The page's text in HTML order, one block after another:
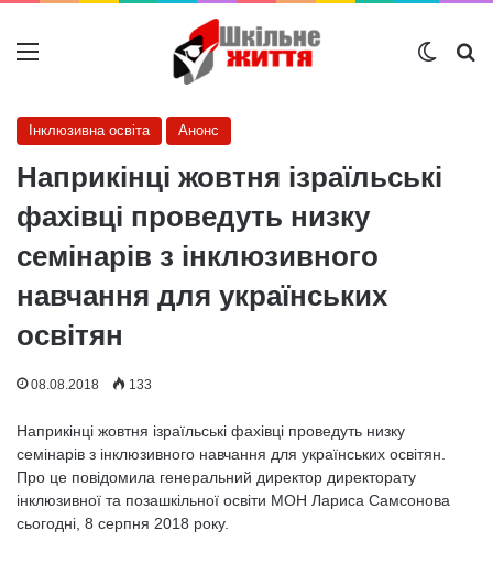
Меню
Інклюзивна освіта Анонс
Наприкінці жовтня ізраїльські
фахівці проведуть низку
семінарів з інклюзивного
навчання для українських
освітян
08.08.2018 133
Наприкінці жовтня ізраїльські фахівці проведуть низку
семінарів з інклюзивного навчання для українських освітян.
Про це повідомила генеральний директор директорату
інклюзивної та позашкільної освіти МОН Лариса Самсонова
сьогодні, 8 серпня 2018 року.